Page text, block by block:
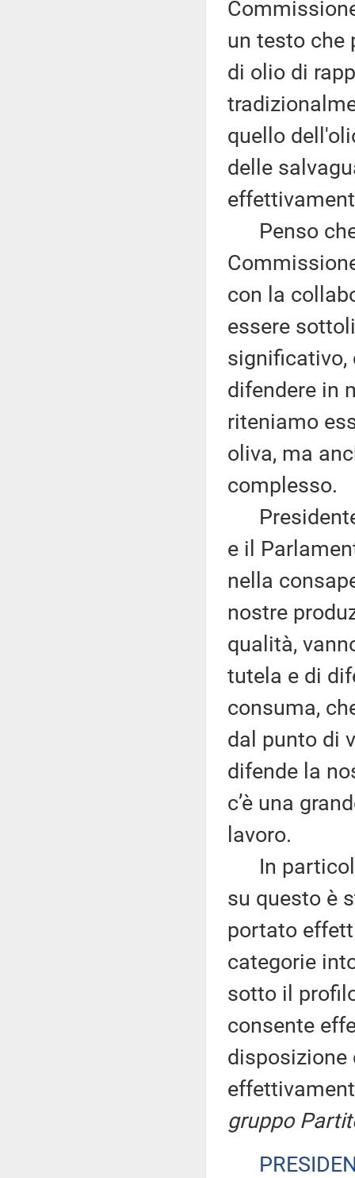
un testo che
di olio di
quello
delle
Penso che
con la
essere
significativo,
difendere in
riteniamo
oliva, ma
complesso.
e il
nella
nostre
qualità,
tutela e di
consuma,
dal punto di
difende la
c’è una
lavoro.
In
su questo è
portato
categorie
sotto il
consente
disposizione
gruppo